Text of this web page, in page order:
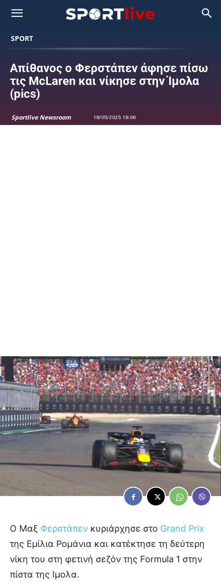
SPORT
Απίθανος ο Φερστάπεν άφησε πίσω
τις McLaren και νίκησε στην Ίμολα
(pics)
Sportlive Newsroom 18/05/2025 18:06
Ο Μαξ Φερστάπεν κυριάρχησε στο Grand Prix
της Εμίλια Ρομάνια και κατέκτησε τη δεύτερη
νίκη του στη φετινή σεζόν της Formula 1 στην
πίστα της Ιμολα.